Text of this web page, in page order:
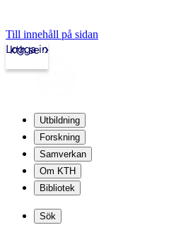
Till innehåll på sidan
kth.se
Logga in
Utbildning
Forskning
Samverkan
Om KTH
Bibliotek
Sök